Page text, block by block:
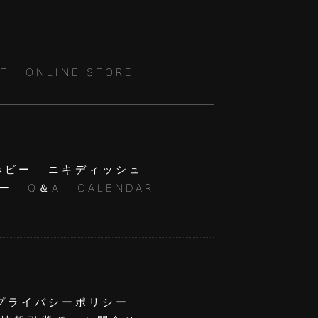
ONLINE STORE
ビー
ニキディッシュ
Q＆A
CALENDAR
ライバシーポリシー